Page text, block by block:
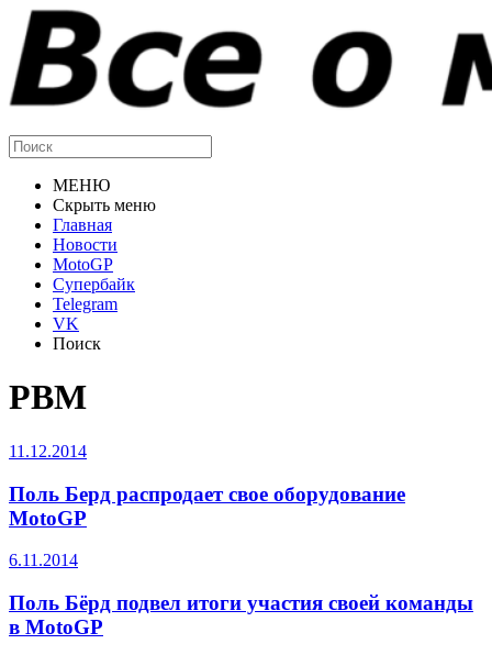
МЕНЮ
Скрыть меню
Главная
Новости
MotoGP
Супербайк
Telegram
VK
Поиск
PBM
11.12.2014
Поль Берд распродает свое оборудование
MotoGP
6.11.2014
Поль Бёрд подвел итоги участия своей команды
в MotoGP